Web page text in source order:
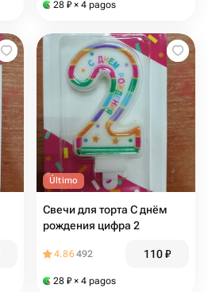
28 ₽ × 4 pagos
Último
Свечи для торта С днём
рождения цифра 2
4.86492 110₽
28 ₽ × 4 pagos